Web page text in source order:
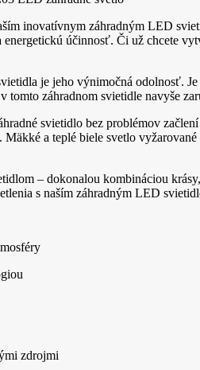
inovatívnym záhradným LED
účinnosť. Či už chcete
je jeho výnimočná odolnosť.
záhradnom svietidle navyše
svietidlo bez problémov
a teplé biele svetlo
– dokonalou kombináciou
s naším záhradným LED
zdrojmi